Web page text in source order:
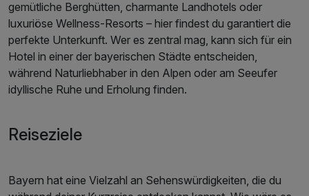
gemütliche Berghütten, charmante Landhotels oder
luxuriöse Wellness-Resorts – hier findest du garantiert die
perfekte Unterkunft. Wer es zentral mag, kann sich für ein
Hotel in einer der bayerischen Städte entscheiden,
während Naturliebhaber in den Alpen oder am Seeufer
idyllische Ruhe und Erholung finden.
Reiseziele
Bayern hat eine Vielzahl an Sehenswürdigkeiten, die du